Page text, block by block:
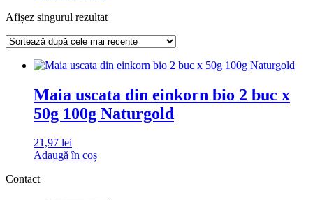
Afișez singurul rezultat
Maia uscata din einkorn bio 2 buc x
50g 100g Naturgold
21,97 lei
Adaugă în coș
Contact